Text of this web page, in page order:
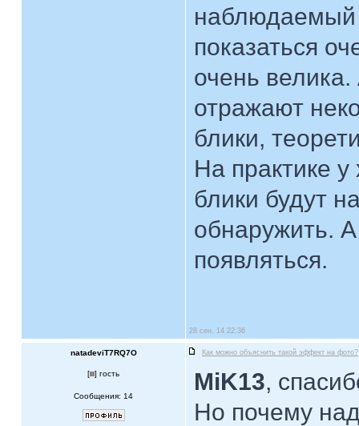
наблюдаемый
показаться
очень
отражают
блики,
На практике
блики будут
обнаружить.
появляться.
28 сен, 14 22:36
natadeviT7RQ7O Как можно объяснить такой эффект на фото?
[ ] гость
Сообщения: 14
MiK13,
Но почему